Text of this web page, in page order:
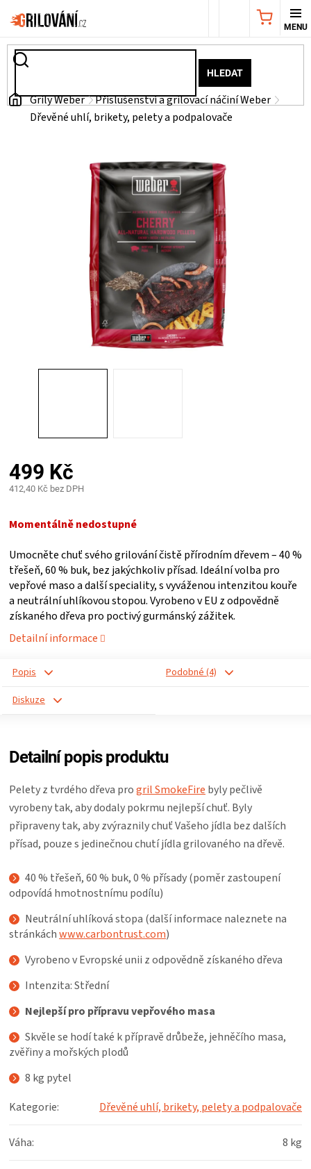
na
HLEDAT
NÁKUPNÍ
AKČNÍ
NABÍDKA
PŘÍSLUŠENSTVÍ
NÁDOBÍ
LEDNICE
NA
ZRÁNÍ
MASA
KUCHYNĚ
KNIHY
O
HAVAJSKÉ
KOŠILE
DÁRKOVÉ
POUKAZY
ZNAČKY
Domů
Grily Weber
Příslušenství a grilovací náčiní Weber
Dřevěné uhlí, brikety, pelety a podpalovače
499 Kč
412,40 Kč bez DPH
cena:
Momentálně nedostupné
Umocněte chuť svého grilování čistě přírodním dřevem – 40 %
třešeň, 60 % buk, bez jakýchkoliv přísad. Ideální volba pro
vepřové maso a další speciality, s vyváženou intenzitou kouře
a neutrální uhlíkovou stopou. Vyrobeno v EU z odpovědně
získaného dřeva pro poctivý gurmánský zážitek.
Detailní informace
Popis
Podobné (4)
Diskuze
Detailní popis produktu
Pelety z tvrdého dřeva progril SmokeFire byly pečlivě
vyrobeny tak, aby dodaly pokrmu nejlepší chuť. Byly
připraveny tak, aby zvýraznily chuť Vašeho jídla bez dalších
přísad, pouze s jedinečnou chutí jídla grilovaného na dřevě.
40 % třešeň, 60 % buk, 0 % přísady (poměr zastoupení
odpovídá hmotnostnímu podílu)
Neutrální uhlíková stopa (další informace naleznete na
stránkáchwww.carbontrust.com)
Vyrobeno v Evropské unii z odpovědně získaného dřeva
Intenzita: Střední
Nejlepší pro přípravu vepřového masa
Skvěle se hodí také k přípravě drůbeže, jehněčího masa,
zvěřiny a mořských plodů
8 kg pytel
Kategorie: Dřevěné uhlí, brikety, pelety a podpalovače
Váha: 8 kg